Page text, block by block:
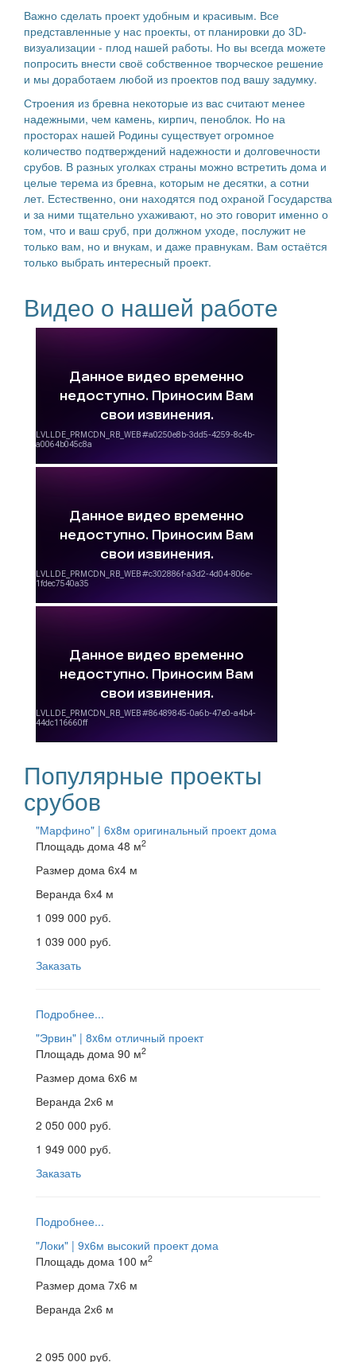
Важно сделать проект удобным и красивым. Все
представленные у нас проекты, от планировки до 3D-
визуализации - плод нашей работы. Но вы всегда можете
попросить внести своё собственное творческое решение
и мы доработаем любой из проектов под вашу задумку.
Строения из бревна некоторые из вас считают менее
надежными, чем камень, кирпич, пеноблок. Но на
просторах нашей Родины существует огромное
количество подтверждений надежности и долговечности
срубов. В разных уголках страны можно встретить дома и
целые терема из бревна, которым не десятки, а сотни
лет. Естественно, они находятся под охраной Государства
и за ними тщательно ухаживают, но это говорит именно о
том, что и ваш сруб, при должном уходе, послужит не
только вам, но и внукам, и даже правнукам. Вам остаётся
только выбрать интересный проект.
Видео о нашей работе
Популярные проекты
срубов
"Марфино" | 6x8м оригинальный проект дома
Площадь дома 48 м2
Размер дома 6x4 м
Веранда 6х4 м
1 099 000 руб.
1 039 000 руб.
Заказать
Подробнее...
"Эрвин" | 8x6м отличный проект
Площадь дома 90 м2
Размер дома 6x6 м
Веранда 2х6 м
2 050 000 руб.
1 949 000 руб.
Заказать
Подробнее...
"Локи" | 9x6м высокий проект дома
Площадь дома 100 м2
Размер дома 7x6 м
Веранда 2х6 м
2 095 000 руб.